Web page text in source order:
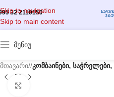
Skip to navigation
Skip to main content
32 2110150
მენიუ
მთავარი/ კომბაინები,